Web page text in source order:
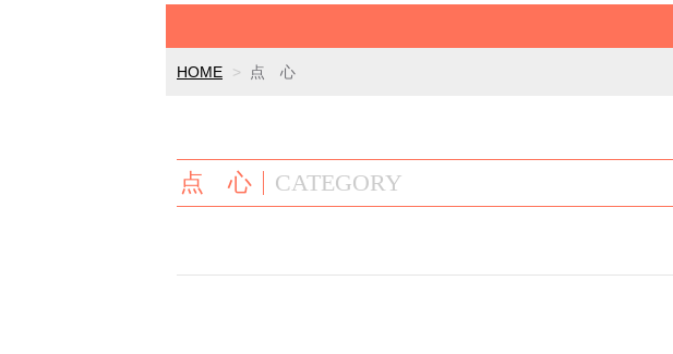
HOME 点 心
CATEGORY
点 心